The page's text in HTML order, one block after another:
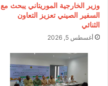
وزير الخارجية الموريتاني يبحث مع
السفير الصيني تعزيز التعاون
الثنائي
أغسطس 5, 2026